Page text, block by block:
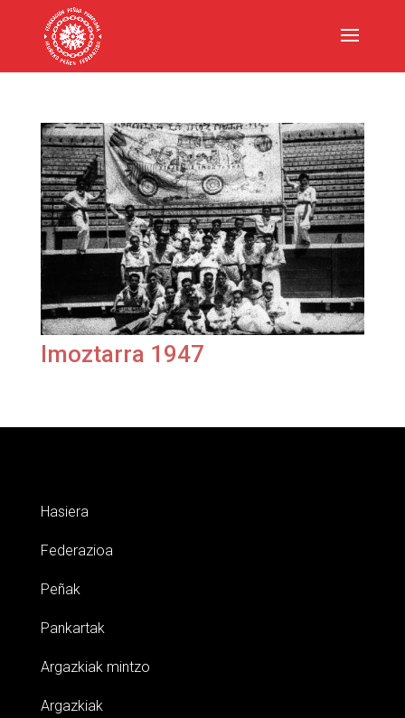
Imoztarra 1947
Hasiera
Federazioa
Peñak
Pankartak
Argazkiak mintzo
Argazkiak